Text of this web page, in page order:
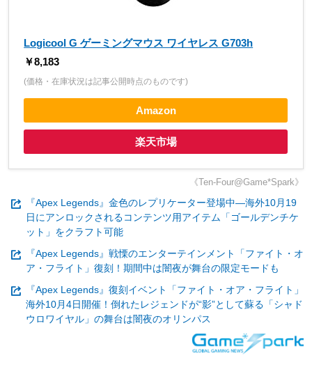
Logicool G ゲーミングマウス ワイヤレス G703h
￥8,183
(価格・在庫状況は記事公開時点のものです)
Amazon
楽天市場
《Ten-Four@Game*Spark》
『Apex Legends』金色のレプリケーター登場中―海外10月19
日にアンロックされるコンテンツ用アイテム「ゴールデンチケ
ット」をクラフト可能
『Apex Legends』戦慄のエンターテインメント「ファイト・オ
ア・フライト」復刻！期間中は闇夜が舞台の限定モードも
『Apex Legends』復刻イベント「ファイト・オア・フライト」
海外10月4日開催！倒れたレジェンドが“影”として蘇る「シャド
ウロワイヤル」の舞台は闇夜のオリンパス